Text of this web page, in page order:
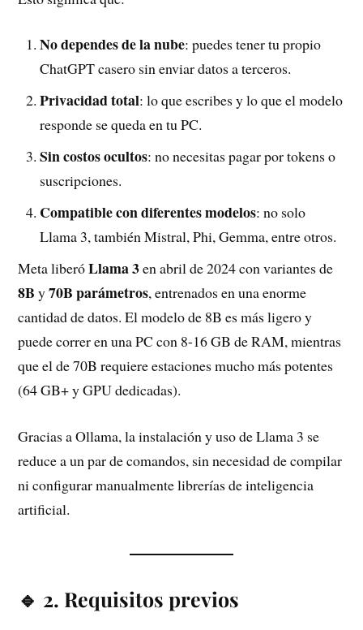
No dependes de la nube: puedes tener tu propio
ChatGPT casero sin enviar datos a terceros.
Privacidad total: lo que escribes y lo que el modelo
responde se queda en tu PC.
Sin costos ocultos: no necesitas pagar por tokens o
suscripciones.
Compatible con diferentes modelos: no solo
Llama 3, también Mistral, Phi, Gemma, entre otros.
Meta liberóLlama 3en abril de 2024 con variantes de
8B y70B parámetros, entrenados en una enorme
cantidad de datos. El modelo de 8B es más ligero y
puede correr en una PC con 8-16 GB de RAM, mientras
que el de 70B requiere estaciones mucho más potentes
(64 GB+ y GPU dedicadas).
Gracias a Ollama, la instalación y uso de Llama 3 se
reduce a un par de comandos, sin necesidad de compilar
ni configurar manualmente librerías de inteligencia
artificial.
🔹 2. Requisitos previos